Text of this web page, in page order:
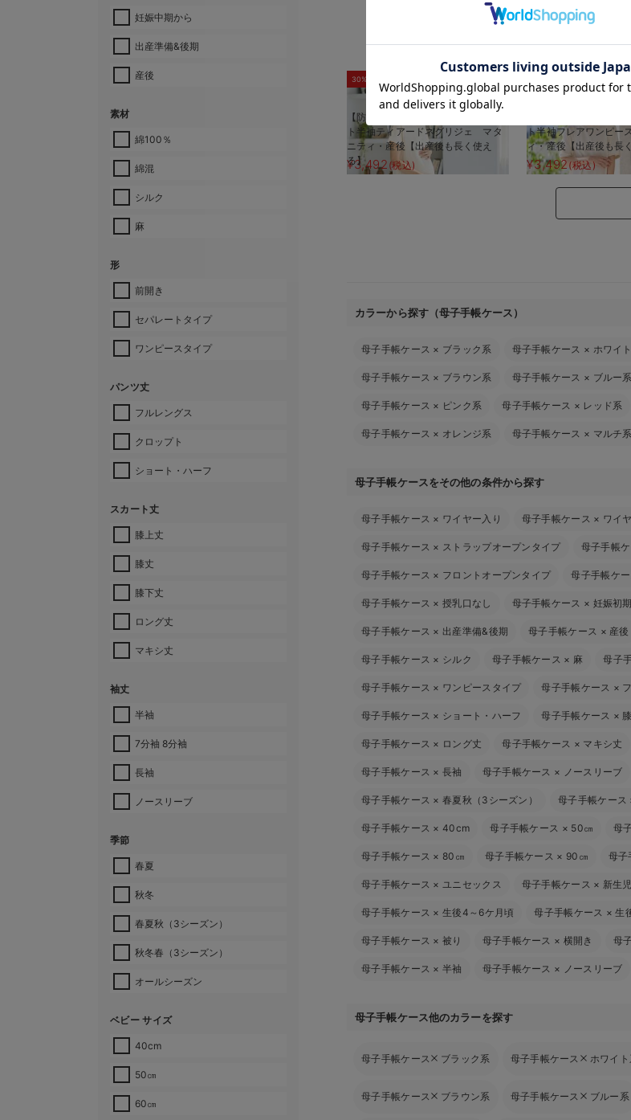
妊娠中期から
出産準備&後期
産後
素材
綿100％
綿混
シルク
麻
形
前開き
セパレートタイプ
ワンピースタイプ
パンツ丈
フルレングス
クロップト
ショート・ハーフ
スカート丈
膝上丈
膝丈
膝下丈
ロング丈
マキシ丈
袖丈
半袖
7分袖 8分袖
長袖
ノースリーブ
季節
春夏
秋冬
春夏秋（3シーズン）
秋冬春（3シーズン）
オールシーズン
ベビー サイズ
40cm
50㎝
60㎝
30%OFF
【防汚加工】綿混やわらかスウェッ
ト半袖ティアードネグリジェ マタ
ニティ・産後【出産後も長く使え
る】
¥3,492 (税込)
ト半袖フレアワンピ
ィ・産後【出産後も長
¥3,492(税込)
カラーから探す（母子手帳ケース）
母子手帳ケース × ブラック系 母子手帳ケース × ホワイ
母子手帳ケース × ブラウン系 母子手帳ケース × ブルー系
母子手帳ケース × ピンク系 母子手帳ケース × レッド系
母子手帳ケース × オレンジ系 母子手帳ケース × マルチ系
母子手帳ケースをその他の条件から探す
母子手帳ケース × ワイヤー入り 母子手帳ケース × ワイ
母子手帳ケース × ストラップオープンタイプ 母子手帳
母子手帳ケース × フロントオープンタイプ 母子手帳ケ
母子手帳ケース ×授乳口なし 母子手帳ケース × 妊娠初
母子手帳ケース × 出産準備&後期 母子手帳ケース × 産後
母子手帳ケース × シルク 母子手帳ケース × 麻 母子
母子手帳ケース × ワンピースタイプ 母子手帳ケース ×
母子手帳ケース × ショート・ハーフ 母子手帳ケース ×
母子手帳ケース × ロング丈 母子手帳ケース × マキシ丈
母子手帳ケース ×長袖 母子手帳ケース × ノースリーブ
母子手帳ケース ×春夏秋（3シーズン） 母子手帳ケース
母子手帳ケース ×40cm 母子手帳ケース × 50㎝ 母
母子手帳ケース × 80㎝ 母子手帳ケース × 90㎝ 母子
母子手帳ケース ×ユニセックス 母子手帳ケース × 新生児
母子手帳ケース ×生後4～6ケ月頃 母子手帳ケース ×生
母子手帳ケース ×被り 母子手帳ケース × 横開き 母
母子手帳ケース ×半袖 母子手帳ケース × ノースリーブ
母子手帳ケース他のカラーを探す
母子手帳ケース ブラック系 母子手帳ケース ホワイ
母子手帳ケース ブラウン系 母子手帳ケース ブルー系
お気に入り商品を確認する